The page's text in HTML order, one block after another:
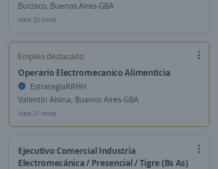
Burzaco, Buenos Aires-GBA
Hace 20 horas
Empleo destacado
Operario Electromecanico Alimenticia
EstrategiaRRHH
Valentín Alsina, Buenos Aires-GBA
Hace 21 horas
Ejecutivo Comercial Industria
Electromecánica / Presencial / Tigre (Bs As)